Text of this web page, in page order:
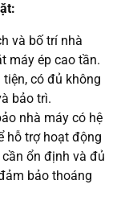
và bố trí nhà
máy ép cao tần.
có đủ không
bảo trì.
nhà máy có hệ
hỗ trợ hoạt động
ổn định và đủ
bảo thoáng